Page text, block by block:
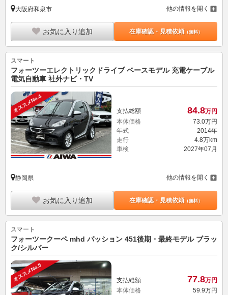
大阪府和泉市 他の情報を開く
お気に入り追加 在庫確認・見積依頼（無料）
スマート
フォーツーエレクトリックドライブ ベースモデル 充電ケーブル
電気自動車 社外ナビ・TV
オススメNo.4 支払総額 84.8万円
本体価格
73. 0万円
年式
2014年
走行
4.8万km
車検
2027年07月
静岡県 他の情報を開く
お気に入り追加 在庫確認・見積依頼（無料）
スマート
フォーツークーペ mhd パッション 451後期・最終モデル ブラッ
ク/シルバー
オススメNo.5 支払総額 77.8万円
本体価格
59.9万円